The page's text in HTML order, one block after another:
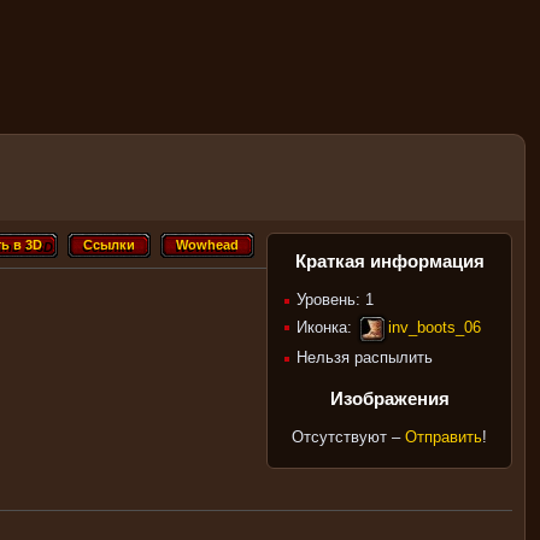
Краткая информация
Уровень: 1
Иконка:
inv_boots_06
Нельзя распылить
Изображения
Отсутствуют – Отправить!
Wowhead
Wowhead
Ссылки
Ссылки
в 3D
в 3D